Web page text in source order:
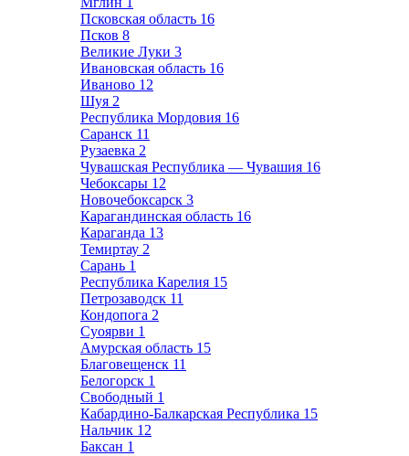
Псковская область 16
Псков 8
Великие Луки 3
Ивановская область 16
Иваново 12
Шуя 2
Республика Мордовия 16
Саранск 11
Рузаевка 2
Чувашская Республика — Чувашия 16
Чебоксары 12
Новочебоксарск 3
Карагандинская область 16
Караганда 13
Темиртау 2
Сарань 1
Республика Карелия 15
Петрозаводск 11
Кондопога 2
Суоярви 1
Амурская область 15
Благовещенск 11
Белогорск 1
Свободный 1
Кабардино-Балкарская Республика 15
Нальчик 12
Баксан 1